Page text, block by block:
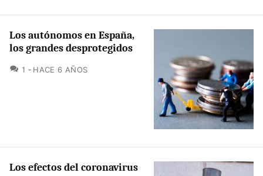
Los autónomos en España,
los grandes desprotegidos
1 COMENTARIOS
HACE 6 AÑOS
Los efectos del coronavirus